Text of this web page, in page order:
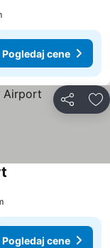
Pogledaj cene
Deli
Pogledaj cene